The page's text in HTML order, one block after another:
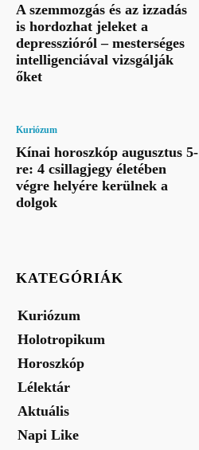
A szemmozgás és az izzadás
is hordozhat jeleket a
depresszióról – mesterséges
intelligenciával vizsgálják
őket
Kuriózum
Kínai horoszkóp augusztus 5-
re: 4 csillagjegy életében
végre helyére kerülnek a
dolgok
KATEGÓRIÁK
Kuriózum
Holotropikum
Horoszkóp
Lélektár
Aktuális
Napi Like